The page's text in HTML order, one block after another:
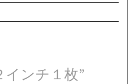
インチ１枚”